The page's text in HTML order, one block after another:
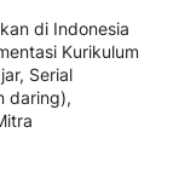
di Indonesia
Kurikulum
Serial
daring),